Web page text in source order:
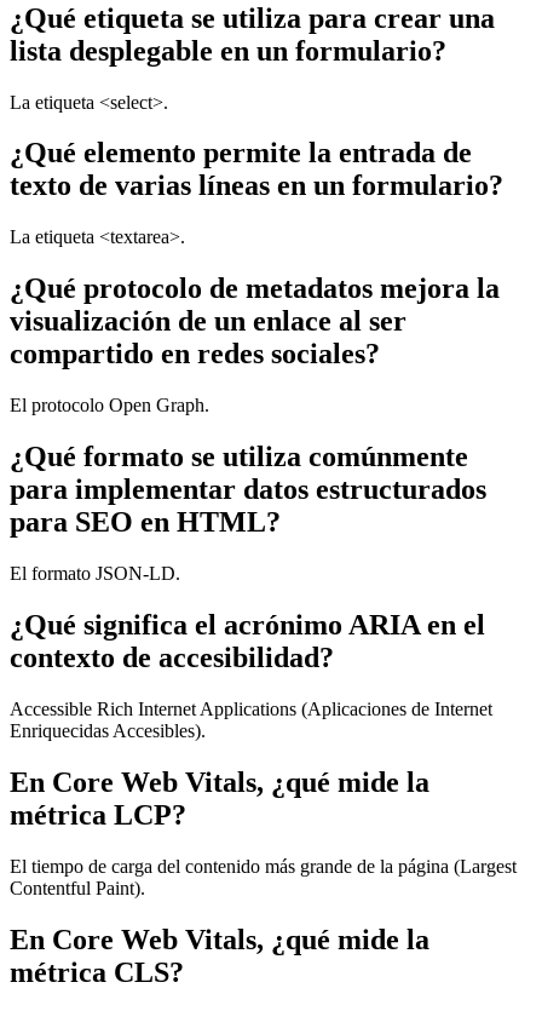
¿Qué etiqueta se utiliza para crear una
lista desplegable en un formulario?
La etiqueta <select>.
¿Qué elemento permite la entrada de
texto de varias líneas en un formulario?
La etiqueta <textarea>.
¿Qué protocolo de metadatos mejora la
visualización de un enlace al ser
compartido en redes sociales?
El protocolo Open Graph.
¿Qué formato se utiliza comúnmente
para implementar datos estructurados
para SEO en HTML?
El formato JSON-LD.
¿Qué significa el acrónimo ARIA en el
contexto de accesibilidad?
Accessible Rich Internet Applications (Aplicaciones de Internet
Enriquecidas Accesibles).
En Core Web Vitals, ¿qué mide la
métrica LCP?
El tiempo de carga del contenido más grande de la página (Largest
Contentful Paint).
En Core Web Vitals, ¿qué mide la
métrica CLS?